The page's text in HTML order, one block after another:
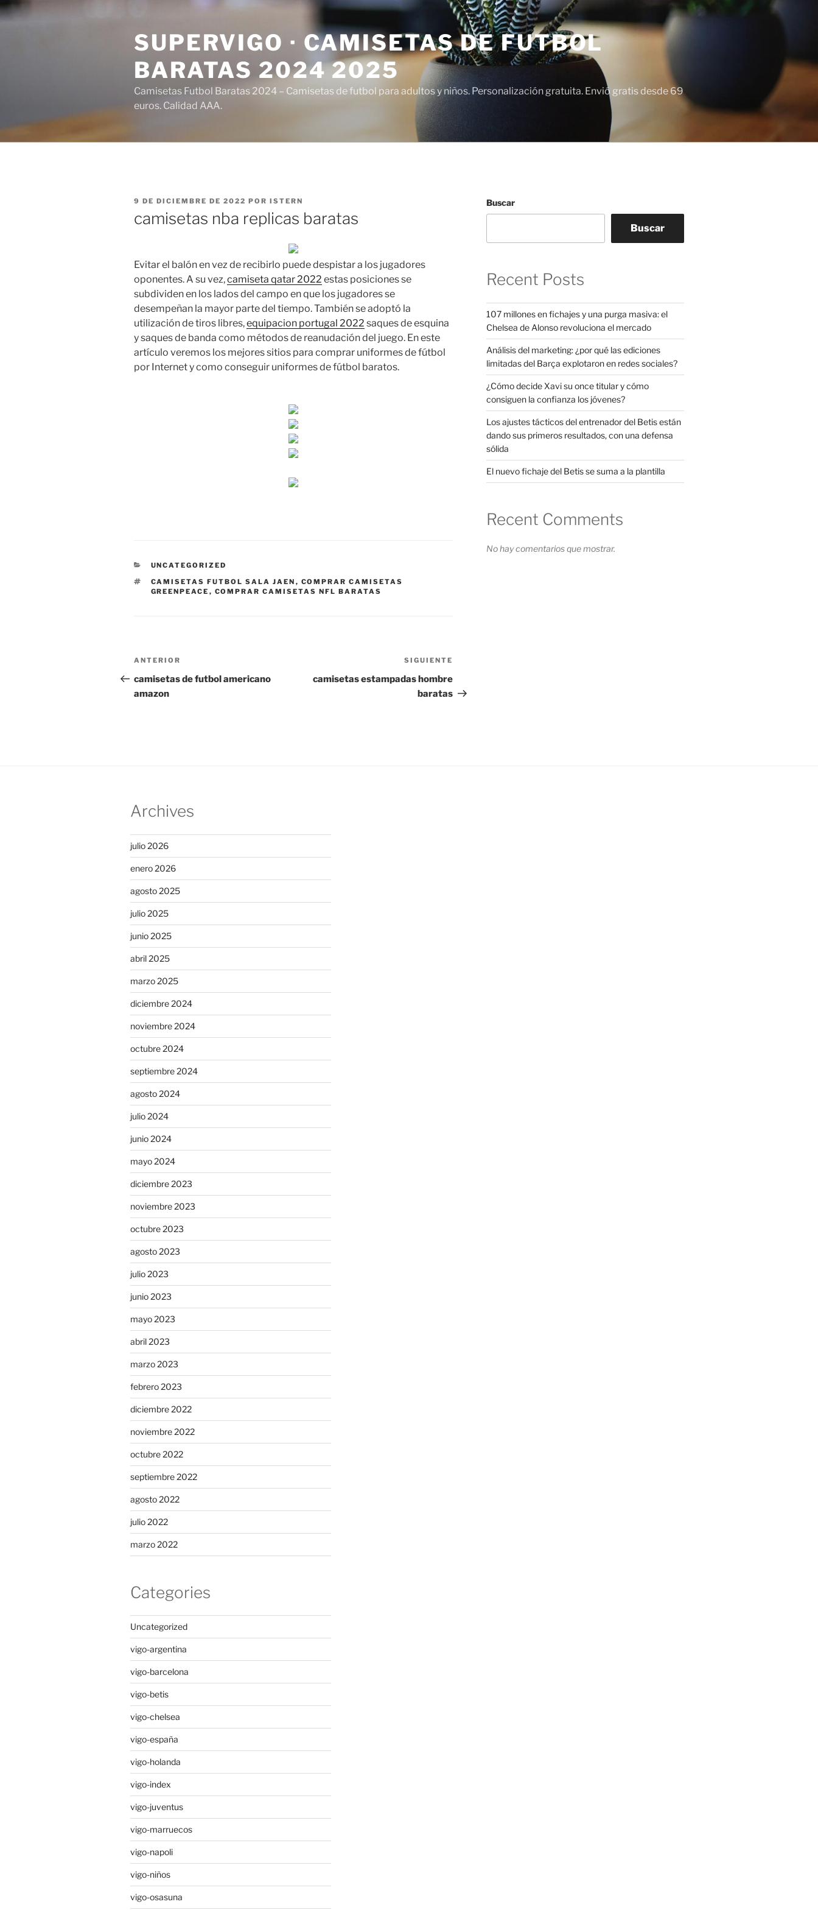
Saltar
al
SUPERVIGO · CAMISETAS DE FUTBOL
BARATAS 2024 2025
Camisetas Futbol Baratas 2024 – Camisetas de futbol para adultos y niños. Personalización gratuita. Envió gratis desde 69
euros. Calidad AAA.
PUBLICADO
9 DE DICIEMBRE DE 2022 POR ISTERN
camisetas nba replicas baratas
Evitar el balón en vez de recibirlo puede despistar a los jugadores
oponentes. A su vez,camiseta qatar 2022 estas posiciones se
subdividen en los lados del campo en que los jugadores se
desempeñan la mayor parte del tiempo. También se adoptó la
utilización de tiros libres,equipacion portugal 2022 saques de esquina
y saques de banda como métodos de reanudación del juego. En este
artículo veremos los mejores sitios para comprar uniformes de fútbol
por Internet y como conseguir uniformes de fútbol baratos.
CATEGORÍAS
UNCATEGORIZED
ETIQUETAS
CAMISETAS FUTBOL SALA JAEN , COMPRAR CAMISETAS
GREENPEACE , COMPRAR CAMISETAS NFL BARATAS
Navegación
de
entradas
Entrada
anterior:
ANTERIOR
camisetas de futbol americano
amazon
entrada
SIGUIENTE
camisetas estampadas hombre
baratas
Buscar
Buscar
Recent Posts
107 millones en fichajes y una purga masiva: el
Chelsea de Alonso revoluciona el mercado
Análisis del marketing: ¿por qué las ediciones
limitadas del Barça explotaron en redes sociales?
¿Cómo decide Xavi su once titular y cómo
consiguen la confianza los jóvenes?
Los ajustes tácticos del entrenador del Betis están
dando sus primeros resultados, con una defensa
sólida
El nuevo fichaje del Betis se suma a la plantilla
Recent Comments
No hay comentarios que mostrar.
Archives
julio 2026
enero 2026
agosto 2025
julio 2025
junio 2025
abril 2025
marzo 2025
diciembre 2024
noviembre 2024
octubre 2024
septiembre 2024
agosto 2024
julio 2024
junio 2024
mayo 2024
diciembre 2023
noviembre 2023
octubre 2023
agosto 2023
julio 2023
junio 2023
mayo 2023
abril 2023
marzo 2023
febrero 2023
diciembre 2022
noviembre 2022
octubre 2022
septiembre 2022
agosto 2022
julio 2022
marzo 2022
Categories
Uncategorized
vigo-argentina
vigo-barcelona
vigo-betis
vigo-chelsea
vigo-españa
vigo-holanda
vigo-index
vigo-juventus
vigo-marruecos
vigo-napoli
vigo-niños
vigo-osasuna